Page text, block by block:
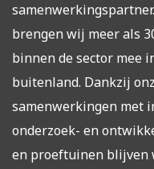
brengen wij meer als
binnen de sector mee
buitenland. Dankzij
samenwerkingen met
onderzoek- en
en proeftuinen blijven